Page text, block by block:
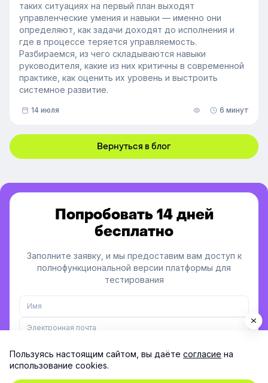
таких ситуациях на первый план выходят
управленческие умения и навыки — именно они
определяют, как задачи доходят до исполнения и
где в процессе теряется управляемость.
Разбираемся, из чего складываются навыки
руководителя, какие из них критичны в современной
практике, как оценить их уровень и выстроить
системное развитие.
14 июля 6 минут
Вернуться в блог
Попробовать 14 дней
бесплатно
Заполните заявку, и мы предоставим вам доступ к
полнофункциональной версии платформы для
тестирования
Заполняя форму, я принимаю согласие на
персональных данных
Пользуясь настоящим сайтом, вы даёте согласие на
использование cookies.